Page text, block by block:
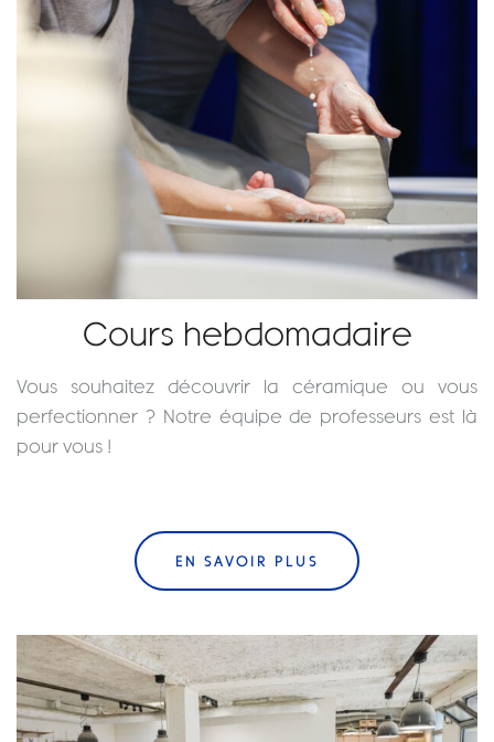
Cours hebdomadaire
Vous souhaitez découvrir la céramique ou vous
perfectionner ? Notre équipe de professeurs est là
pour vous !
EN SAVOIR PLUS